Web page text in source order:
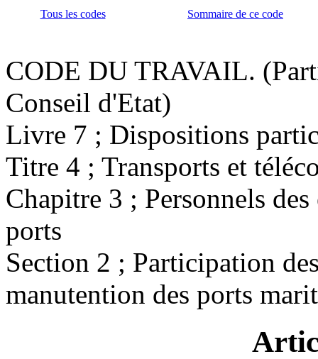
Tous les codes Sommaire de ce code
CODE DU TRAVAIL.
Conseil d'Etat)
Livre 7 ; Dispositions
Titre 4 ; Transports et
Chapitre 3 ; Personnels
ports
Section 2 ; Participation
manutention des ports